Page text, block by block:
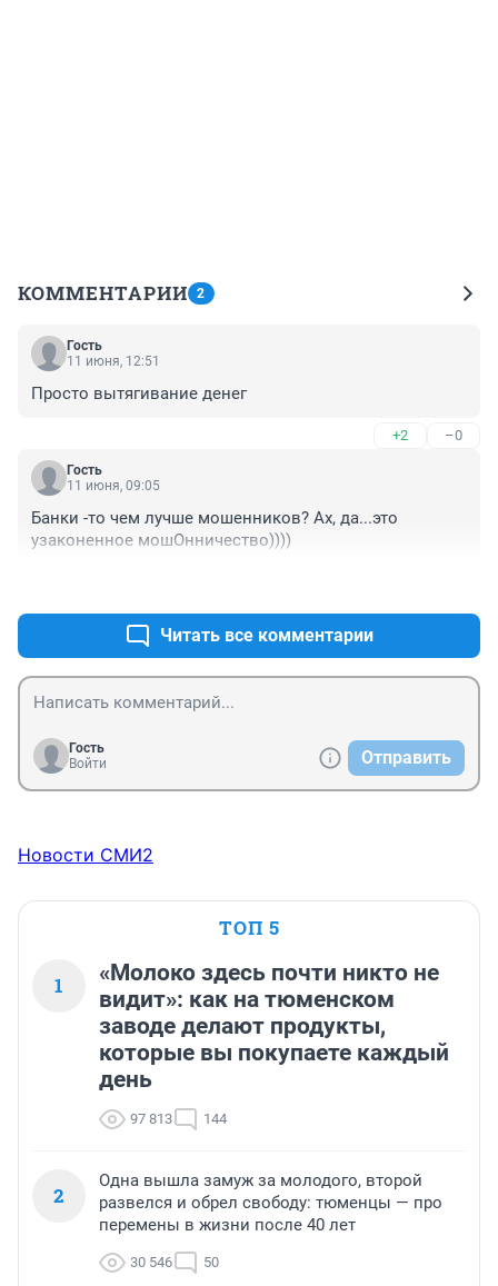
КОММЕНТАРИИ 2
Гость
11 июня, 12:51
Просто вытягивание денег
+2 –0
Гость
11 июня, 09:05
Банки -то чем лучше мошенников? Ах, да...это
узаконенное мошОнничество))))
Читать все комментарии
Гость
Войти
Отправить
Новости СМИ2
ТОП 5
1
«Молоко здесь почти никто не
видит»: как на тюменском
заводе делают продукты,
которые вы покупаете каждый
день
97 813 144
2
Одна вышла замуж за молодого, второй
развелся и обрел свободу: тюменцы — про
перемены в жизни после 40 лет
30 546 50